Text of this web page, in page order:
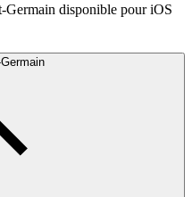
Germain disponible pour iOS